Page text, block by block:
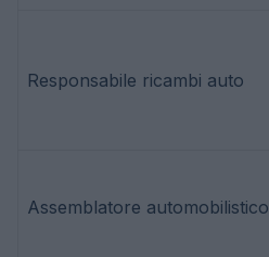
Responsabile ricambi auto
Assemblatore automobilistico